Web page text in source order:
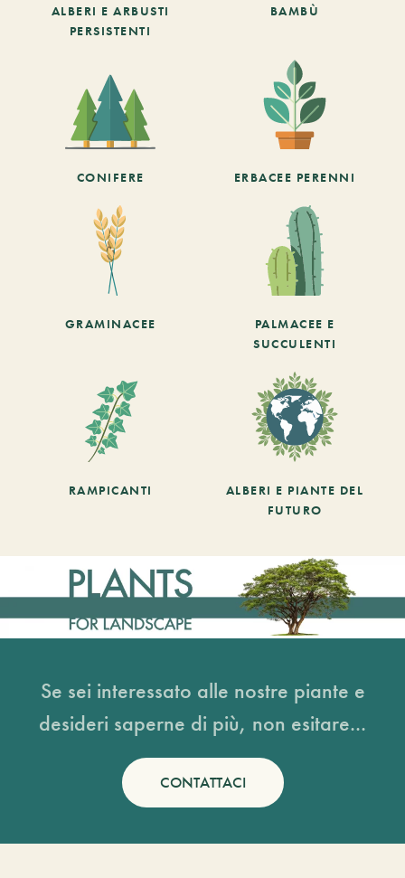
ALBERI E ARBUSTI
PERSISTENTI
BAMBÙ
CONIFERE ERBACEE PERENNI
GRAMINACEE
PALMACEE E
SUCCULENTI
RAMPICANTI
ALBERI E PIANTE DEL
FUTURO
Se sei interessato alle nostre piante e
desideri saperne di più, non esitare...
CONTATTACI